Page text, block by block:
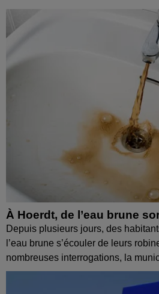
À Hoerdt, de l’eau brune
Depuis plusieurs jours, des
l’eau brune s’écouler de leurs
nombreuses interrogations, la